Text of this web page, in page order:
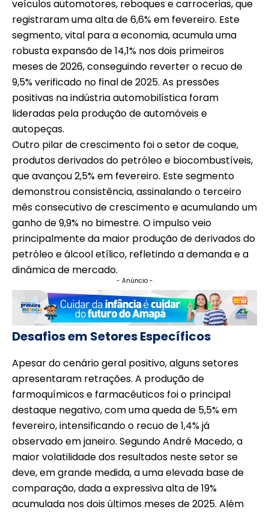
veículos automotores, reboques e carrocerias, que
registraram uma alta de 6,6% em fevereiro. Este
segmento, vital para a economia, acumula uma
robusta expansão de 14,1% nos dois primeiros
meses de 2026, conseguindo reverter o recuo de
9,5% verificado no final de 2025. As pressões
positivas na indústria automobilística foram
lideradas pela produção de automóveis e
autopeças.
Outro pilar de crescimento foi o setor de coque,
produtos derivados do petróleo e biocombustíveis,
que avançou 2,5% em fevereiro. Este segmento
demonstrou consistência, assinalando o terceiro
mês consecutivo de crescimento e acumulando um
ganho de 9,9% no bimestre. O impulso veio
principalmente da maior produção de derivados do
petróleo e álcool etílico, refletindo a demanda e a
dinâmica de mercado.
- Anúncio -
Desafios em Setores Específicos
Apesar do cenário geral positivo, alguns setores
apresentaram retrações. A produção de
farmoquímicos e farmacêuticos foi o principal
destaque negativo, com uma queda de 5,5% em
fevereiro, intensificando o recuo de 1,4% já
observado em janeiro. Segundo André Macedo, a
maior volatilidade dos resultados neste setor se
deve, em grande medida, a uma elevada base de
comparação, dada a expressiva alta de 19%
acumulada nos dois últimos meses de 2025. Além